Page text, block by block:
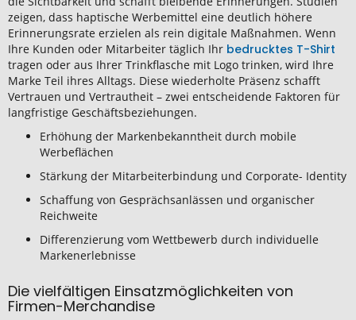
zeigen, dass haptische Werbemittel eine deutlich höhere
Erinnerungsrate erzielen als rein digitale Maßnahmen. Wenn
Ihre Kunden oder Mitarbeiter täglich Ihr bedrucktes T-Shirt
tragen oder aus Ihrer Trinkflasche mit Logo trinken, wird Ihre
Marke Teil ihres Alltags. Diese wiederholte Präsenz schafft
Vertrauen und Vertrautheit – zwei entscheidende Faktoren für
langfristige Geschäftsbeziehungen.
Erhöhung der Markenbekanntheit durch mobile
Werbeflächen
Stärkung der Mitarbeiterbindung und Corporate- Identity
Schaffung von Gesprächsanlässen und organischer
Reichweite
Differenzierung vom Wettbewerb durch individuelle
Markenerlebnisse
Die vielfältigen Einsatzmöglichkeiten von
Firmen-Merchandise